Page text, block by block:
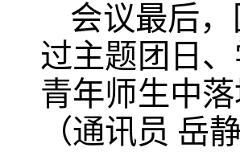
会议最后
过主题团日
青年师生中
（通讯员 岳